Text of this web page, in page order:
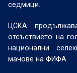
седмици.
ЦСКА
отсъствието на
национални
мачове на ФИФА.